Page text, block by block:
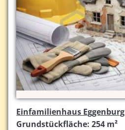
Einfamilienhaus Eggenburg
Grundstückfläche: 254 m²